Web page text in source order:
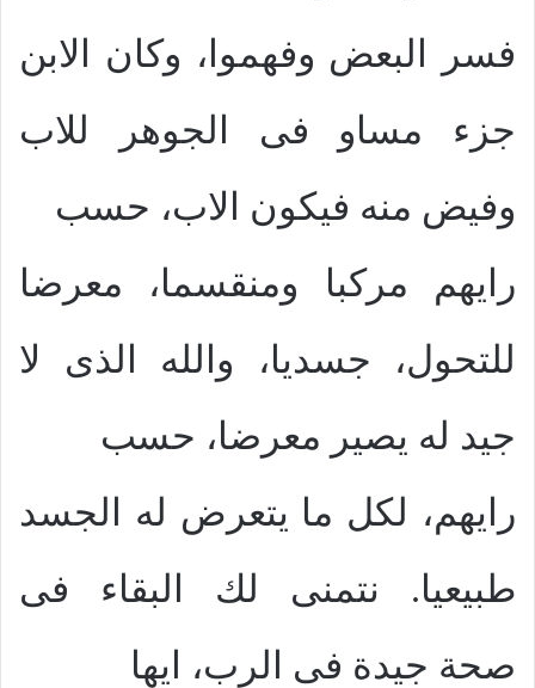
فسر البعض وفهموا، وكان الابن
جزء مساو فى الجوهر للاب
وفيض منه فيكون الاب، حسب
رايهم مركبا ومنقسما، معرضا
للتحول، جسديا، والله الذى لا
جيد له يصير معرضا، حسب
رايهم، لكل ما يتعرض له الجسد
طبيعيا. نتمنى لك البقاء فى
صحة جيدة فى الرب، ايها